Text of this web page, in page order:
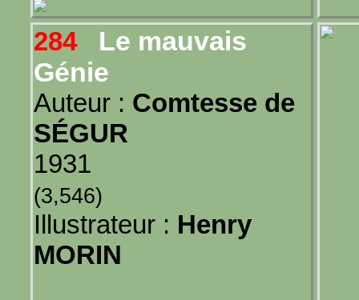
284
Le mauvais
Génie
Auteur : Comtesse de
SÉGUR
1931
(3,546)
Illustrateur : Henry
MORIN